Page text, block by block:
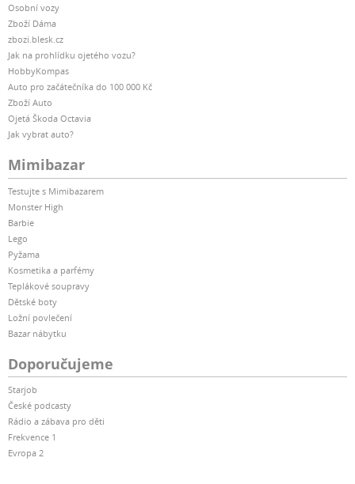
Osobní vozy
Zboží Dáma
zbozi.blesk.cz
Jak na prohlídku ojetého vozu?
HobbyKompas
Auto pro začátečníka do 100 000 Kč
Zboží Auto
Ojetá Škoda Octavia
Jak vybrat auto?
Mimibazar
Testujte s Mimibazarem
Monster High
Barbie
Lego
Pyžama
Kosmetika a parfémy
Teplákové soupravy
Dětské boty
Ložní povlečení
Bazar nábytku
Doporučujeme
Starjob
České podcasty
Rádio a zábava pro děti
Frekvence 1
Evropa 2